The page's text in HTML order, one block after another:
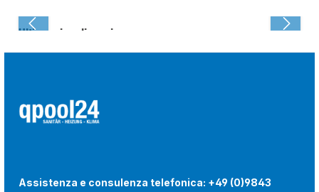
Ultima visualizzazione:
Assistenza e consulenza telefonica: +49 (0)9843